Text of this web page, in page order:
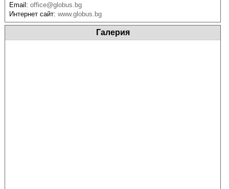
Email:office@globus.bg
Интернет сайт:www.globus.bg
Галерия